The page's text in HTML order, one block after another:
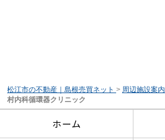
松江市の不動産｜島根売買ネット > 周辺施設案内
村内科循環器クリニック
ホーム